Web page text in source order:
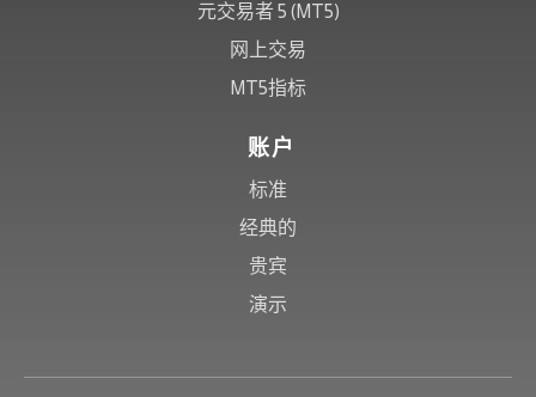
元交易者 5 (MT5)
网上交易
MT5指标
账户
标准
经典的
贵宾
演示